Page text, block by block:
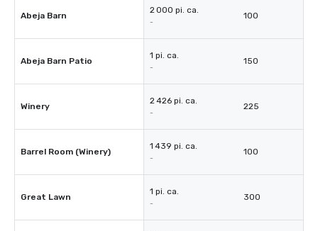
Abeja Barn
2 000 pi. ca.
-
100
Abeja Barn Patio
1 pi. ca.
-
150
Winery
2 426 pi. ca.
-
225
Barrel Room (Winery)
1 439 pi. ca.
-
100
Great Lawn
1 pi. ca.
-
300